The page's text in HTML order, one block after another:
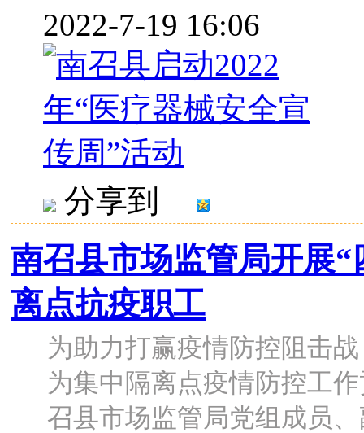
2022-7-19 16:06
分享到
南召县市场监管局开展
离点抗疫职工
为助力打赢疫情防控阻击
为集中隔离点疫情防控工
召县市场监管局党组成员